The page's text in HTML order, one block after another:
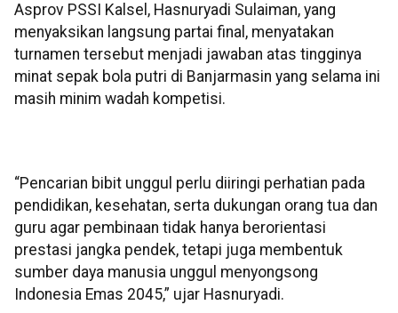
Asprov PSSI Kalsel, Hasnuryadi Sulaiman, yang
menyaksikan langsung partai final, menyatakan
turnamen tersebut menjadi jawaban atas tingginya
minat sepak bola putri di Banjarmasin yang selama ini
masih minim wadah kompetisi.
“Pencarian bibit unggul perlu diiringi perhatian pada
pendidikan, kesehatan, serta dukungan orang tua dan
guru agar pembinaan tidak hanya berorientasi
prestasi jangka pendek, tetapi juga membentuk
sumber daya manusia unggul menyongsong
Indonesia Emas 2045,” ujar Hasnuryadi.